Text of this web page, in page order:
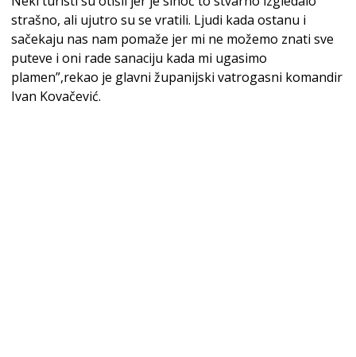
strašno, ali ujutro su se vratili. Ljudi kada ostanu i
sačekaju nas nam pomaže jer mi ne možemo znati sve
puteve i oni rade sanaciju kada mi ugasimo
plamen”,rekao je glavni županijski vatrogasni komandir
Ivan Kovačević.